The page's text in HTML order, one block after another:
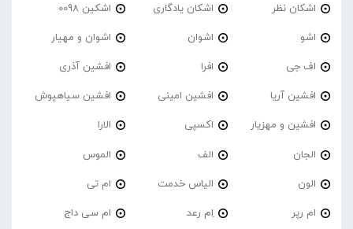
اشکان نظر اشکان یادگاری اشکین 0098
اشو اشوان اشوان و مهیار
اف جی افرا افشین آذری
افشین آریا افشین امینی افشین سیاهپوش
افشین و مهزیار اکسپی الارا
الجان الف الموس
الون الیاس خدمت ام تی
ام رپر اِم رعد ام سی داج